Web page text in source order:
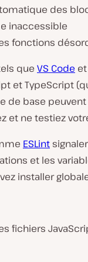
des
inaccessible
fonctions
que VS Code et
et TypeScript
de base
et ne testiez
ESLint
et les
installer
fichiers